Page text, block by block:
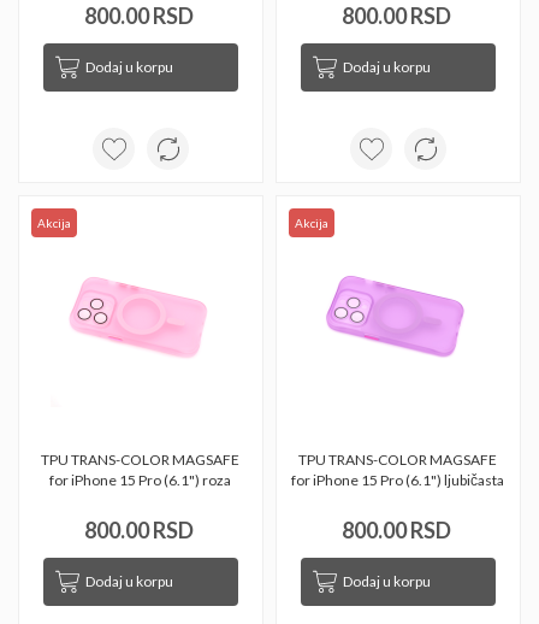
800.00 RSD
Dodaj u korpu
800.00 RSD
Dodaj u korpu
Akcija
TPU TRANS-COLOR MAGSAFE
for iPhone 15 Pro (6.1") roza
800.00 RSD
Dodaj u korpu
Akcija
TPU TRANS-COLOR MAGSAFE
for iPhone 15 Pro (6.1") ljubičasta
800.00 RSD
Dodaj u korpu